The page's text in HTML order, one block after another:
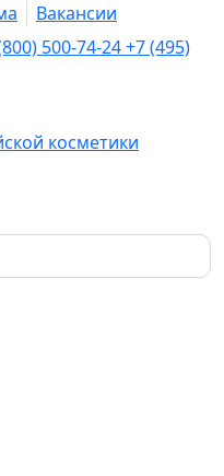
Вакансии
500-74-24+7 (495)
косметики